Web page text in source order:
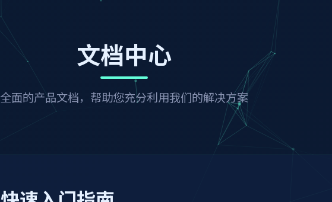
文档中心
全面的产品文档，帮助您充分利用我们的解决方案